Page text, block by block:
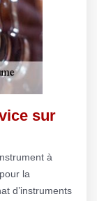
sur
à
la
d’instruments